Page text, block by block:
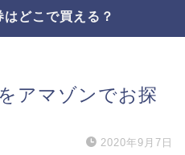
どこで買える？
アマゾンでお探
2020年9月7日